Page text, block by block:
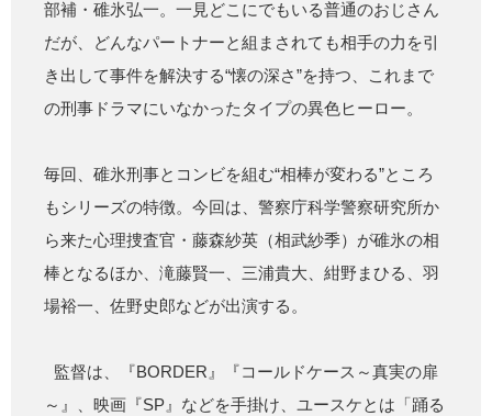
部補・碓氷弘一。一見どこにでもいる普通のおじさん
だが、どんなパートナーと組まされても相手の力を引
き出して事件を解決する“懐の深さ”を持つ、これまで
の刑事ドラマにいなかったタイプの異色ヒーロー。
毎回、碓氷刑事とコンビを組む“相棒が変わる”ところ
もシリーズの特徴。今回は、警察庁科学警察研究所か
ら来た心理捜査官・藤森紗英（相武紗季）が碓氷の相
棒となるほか、滝藤賢一、三浦貴大、紺野まひる、羽
場裕一、佐野史郎などが出演する。
監督は、『BORDER』『コールドケース～真実の扉
～』、映画『SP』などを手掛け、ユースケとは「踊る